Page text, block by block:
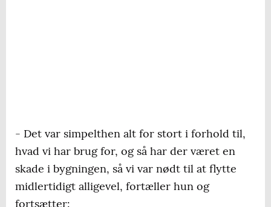
- Det var simpelthen alt for stort i forhold til,
hvad vi har brug for, og så har der været en
skade i bygningen, så vi var nødt til at flytte
midlertidigt alligevel, fortæller hun og
fortsætter: